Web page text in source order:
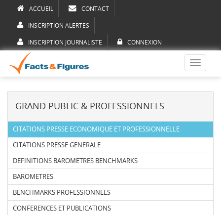
ACCUEIL CONTACT
INSCRIPTION ALERTES
INSCRIPTION JOURNALISTE CONNEXION
Toggle
GRAND PUBLIC & PROFESSIONNELS
CITATIONS PRESSE ECONOMIQUE ET PROFESSIONNELLE
CITATIONS PRESSE GENERALE
DEFINITIONS BAROMETRES BENCHMARKS
BAROMETRES
BENCHMARKS PROFESSIONNELS
CONFERENCES ET PUBLICATIONS